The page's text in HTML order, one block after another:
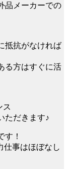
品メーカーでの
抵抗がなければ
る方はすぐに活
ス
だきます♪
！
仕事はほぼなし